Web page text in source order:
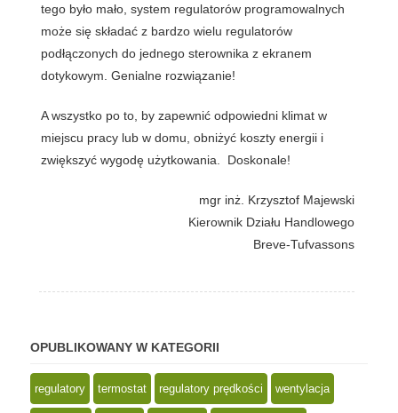
tego było mało, system regulatorów programowalnych
może się składać z bardzo wielu regulatorów
podłączonych do jednego sterownika z ekranem
dotykowym. Genialne rozwiązanie!
A wszystko po to, by zapewnić odpowiedni klimat w
miejscu pracy lub w domu, obniżyć koszty energii i
zwiększyć wygodę użytkowania. Doskonale!
mgr inż. Krzysztof Majewski
Kierownik Działu Handlowego
Breve-Tufvassons
OPUBLIKOWANY W KATEGORII
regulatory termostat regulatory prędkości wentylacja